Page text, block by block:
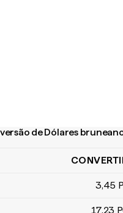
de Dólares
de Dólares 3,45
17,23